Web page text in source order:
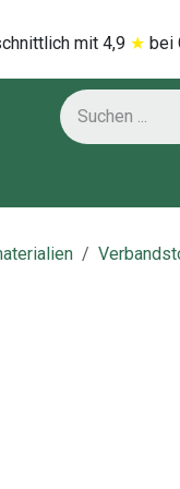
mi​t 4,9 ★ bei